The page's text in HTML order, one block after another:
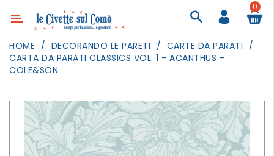
Categoria
ARREDAMENTO
TESSILI
DECORANDO
PARETI
0
HOME DECORANDO LE PARETI
CARTE DA PARATI
CARTA DA PARATI CLASSICS VOL. 1 - ACANTHUS -
COLE&SON